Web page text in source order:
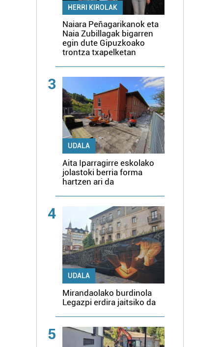
HERRI KIROLAK
Naiara Peñagarikanok eta
Naia Zubillagak bigarren
egin dute Gipuzkoako
trontza txapelketan
3
UDALA
Aita Iparragirre eskolako
jolastoki berria forma
hartzen ari da
4
UDALA
Mirandaolako burdinola
Legazpi erdira jaitsiko da
5